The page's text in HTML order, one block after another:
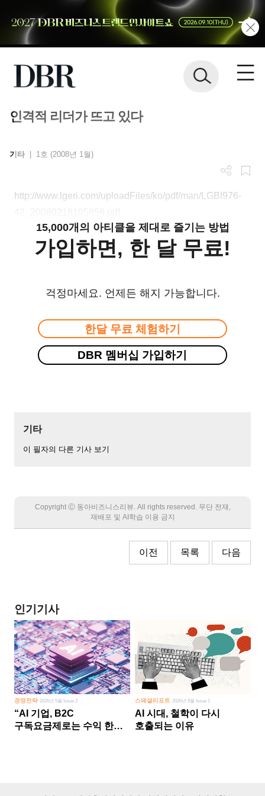
인격적 리더가 뜨고 있다
기타 1호 (2008년 1월)
http://www.lgeri.com/uploadFiles/ko/pdf/man/LGBI976-
15,000개의 아티클을 제대로 즐기는 방법
가입하면, 한 달 무료!
걱정마세요. 언제든 해지 가능합니다.
한달 무료 체험하기
DBR 멤버십 가입하기
기타
이 필자의 다른 기사 보기
Copyright Ⓒ 동아비즈니스리뷰. All rights reserved. 무단 전재,
재배포 및 AI학습 이용 금지
이전 목록 다음
인기기사
경영전략 2026년 5월 Issue 2
“AI 기업, B2C
구독요금제로는 수익 한계
스페셜리포트 2026년 8월 Issue 1
AI 시대, 철학이 다시
호출되는 이유